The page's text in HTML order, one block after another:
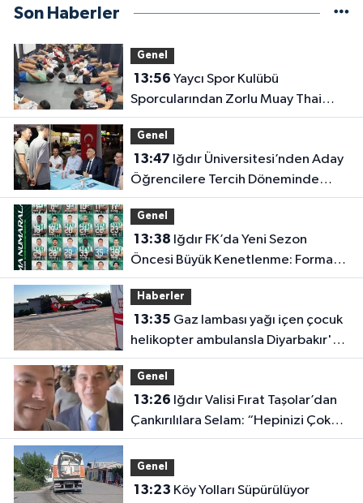
Son Haberler
Genel
13:56
Sporcularından Zorlu Muay Thai
Eğitimi
Genel
13:47
Öğrencilere Tercih Döneminde
Rehberlik Desteği
Genel
13:38
Öncesi Büyük Kenetlenme: Forma
Numaraları Belli Oldu
Haberler
13:35
helikopter ambulansla Diyarbakır'a
sevk edildi
Genel
13:26
Çankırılılara Selam: “Hepinizi Çok
Seviyorum”
Genel
13:23 Köy Yolları Süpürülüyor